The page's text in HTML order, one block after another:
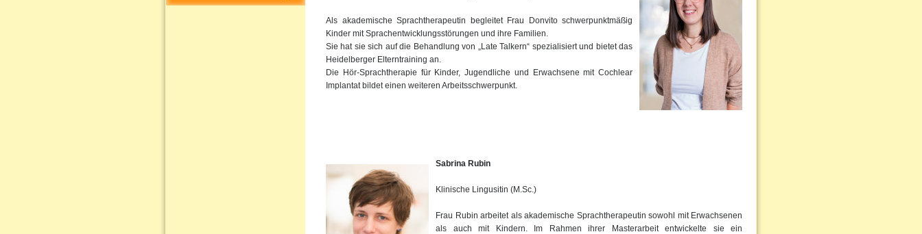
Als akademische Sprachtherapeutin begleitet Frau Donvito schwerpunktmäßig
Kinder mit Sprachentwicklungsstörungen und ihre Familien.
Sie hat sie sich auf die Behandlung von „Late Talkern“ spezialisiert und bietet das
Heidelberger Elterntraining an.
Die Hör-Sprachtherapie für Kinder, Jugendliche und Erwachsene mit Cochlear
Implantat bildet einen weiteren Arbeitsschwerpunkt.
Sabrina Rubin
Klinische Lingusitin (M.Sc.)
Frau Rubin arbeitet als akademische Sprachtherapeutin sowohl mit Erwachsenen
als auch mit Kindern. Im Rahmen ihrer Masterarbeit entwickelte sie ein